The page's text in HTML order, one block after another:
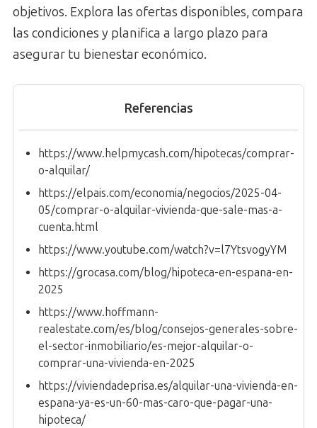
objetivos. Explora las ofertas disponibles, compara
las condiciones y planifica a largo plazo para
asegurar tu bienestar económico.
Referencias
https://www.helpmycash.com/hipotecas/comprar-
o-alquilar/
https://elpais.com/economia/negocios/2025-04-
05/comprar-o-alquilar-vivienda-que-sale-mas-a-
cuenta.html
https://www.youtube.com/watch?v=l7YtsvogyYM
https://grocasa.com/blog/hipoteca-en-espana-en-
2025
https://www.hoffmann-
realestate.com/es/blog/consejos-generales-sobre-
el-sector-inmobiliario/es-mejor-alquilar-o-
comprar-una-vivienda-en-2025
https://viviendadeprisa.es/alquilar-una-vivienda-en-
espana-ya-es-un-60-mas-caro-que-pagar-una-
hipoteca/